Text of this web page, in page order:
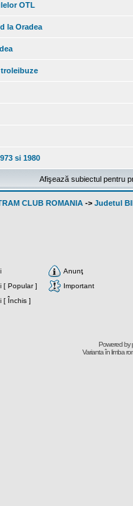
OTL
la Oradea
si 1980
Afişează subiectul pentru
CLUB ROMANIA -> Judetul
Anunţ
[ Popular ]
Important
[ Închis ]
Powered by
Varianta în limba